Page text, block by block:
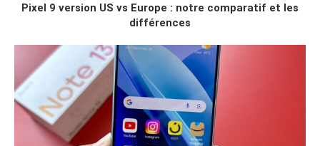
Pixel 9 version US vs Europe : notre comparatif et les
différences